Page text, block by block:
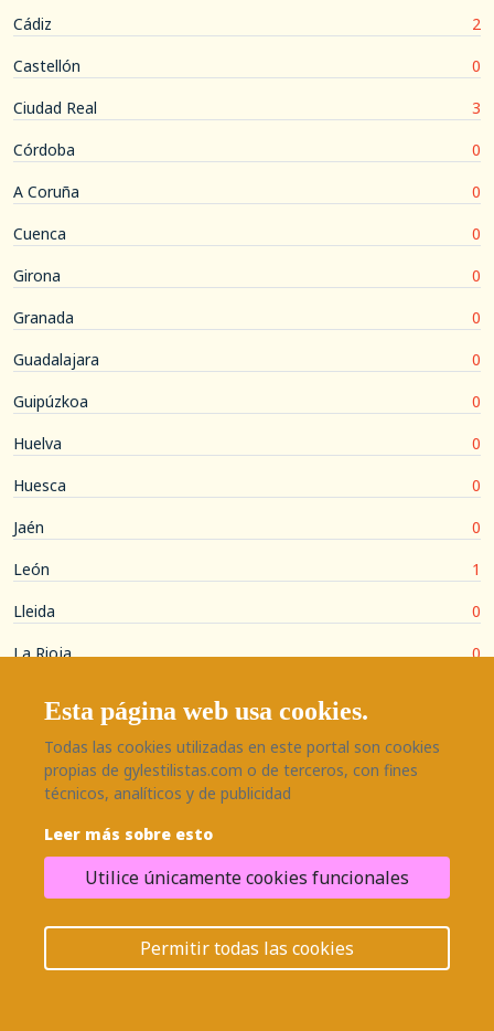
Cádiz
2
Castellón
0
Ciudad Real
3
Córdoba
0
A Coruña
0
Cuenca
0
Girona
0
Granada
0
Guadalajara
0
Guipúzkoa
0
Huelva
0
Huesca
0
Jaén
0
León
1
Lleida
0
La Rioja
0
Madrid
Málaga
Navarra
Ourense
¿Necesitas ayuda?
Esta página web usa cookies.
Todas las cookies utilizadas en este portal son cookies
propias de gylestilistas.com o de terceros, con fines
técnicos, analíticos y de publicidad
Leer más sobre esto
Utilice únicamente cookies funcionales
Permitir todas las cookies